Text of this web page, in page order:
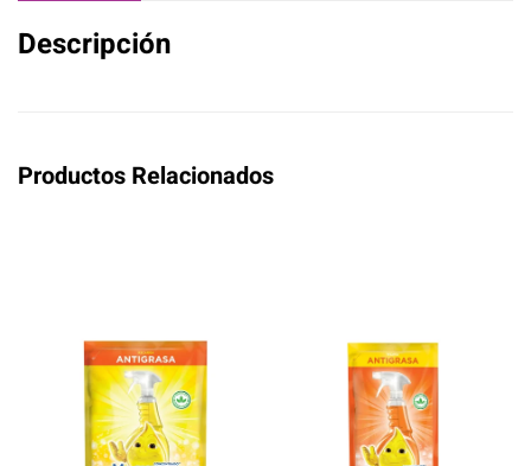
Descripción
Productos Relacionados